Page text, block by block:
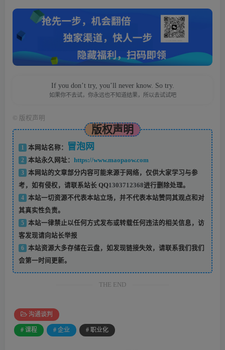
If you don’t try, you’ll never know. So try.
如果你不去试，你永远也不知道结果，所以去试试吧
版权声明
版权声明
1 本网站名称： 冒泡网
2 本站永久网址： https://www.maopaow.com
3
本网站的文章部分内容可能来源于网络，仅供大家学习与参
考，如有侵权，请联系站长 QQ1303712368进行删除处理。
4
本站一切资源不代表本站立场，并不代表本站赞同其观点和对
其真实性负责。
5
本站一律禁止以任何方式发布或转载任何违法的相关信息，访
客发现请向站长举报
6
本站资源大多存储在云盘，如发现链接失效，请联系我们我们
会第一时间更新。
THE END
沟通谈判
# 课程 # 企业 # 职业化